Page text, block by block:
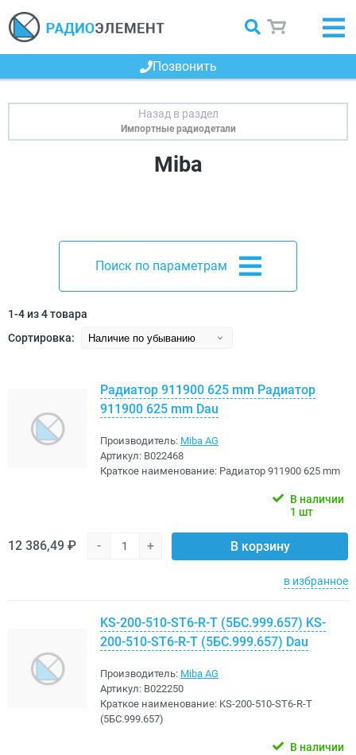
Позвонить
Импортные радиодетали
Miba
Поиск по параметрам
1-4 из 4 товара
Сортировка:
Радиатор 911900 625 mm Радиатор
911900 625 mm Dau
Производитель: Miba AG
Артикул: B022468
Краткое наименование: Радиатор 911900 625 mm
В наличии
1 шт
12 386,49 ₽ - + В корзину
в избранное
KS-200-510-ST6-R-T (5БС.999.657) KS-
200-510-ST6-R-T (5БС.999.657) Dau
Производитель: Miba AG
Артикул: B022250
Краткое наименование: KS-200-510-ST6-R-T
(5БС.999.657)
В наличии